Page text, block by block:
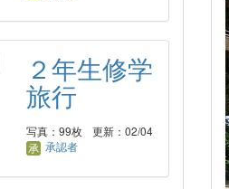
２年生修学
旅行
写真：99枚
更新：02/04
承認者